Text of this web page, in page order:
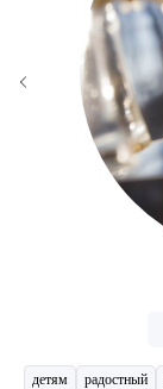
детям
радостный